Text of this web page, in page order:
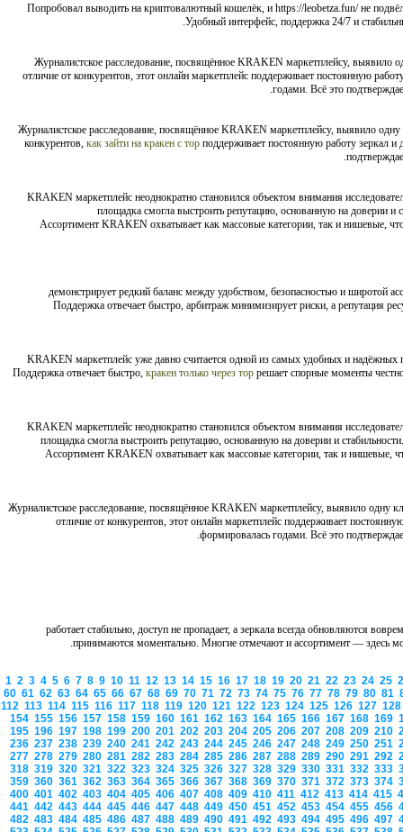
Попробовал выводить на криптовалютный кошелёк, и https://leobetza.fun/ не
Удобный интерфейс, поддержка 24/7 и
Журналистское расследование, посвящённое KRAKEN маркетплейсу, выявило
отличие от конкурентов, этот онлайн маркетплейс поддерживает постоянную
годами. Всё это
Журналистское расследование, посвящённое KRAKEN маркетплейсу, выявило
конкурентов, как зайти на кракен с тор поддерживает постоянную работу зеркал и
KRAKEN маркетплейс неоднократно становился объектом внимания
площадка смогла выстроить репутацию, основанную на доверии и
. Ассортимент KRAKEN охватывает как массовые категории, так и нишевые,
демонстрирует редкий баланс между удобством, безопасностью и широтой
Поддержка отвечает быстро, арбитраж минимизирует риски, а репутация
KRAKEN маркетплейс уже давно считается одной из самых удобных и
Поддержка отвечает быстро, кракен только через тор решает спорные моменты
KRAKEN маркетплейс неоднократно становился объектом внимания
площадка смогла выстроить репутацию, основанную на доверии и
Ассортимент KRAKEN охватывает как массовые категории, так и нишевые,
Журналистское расследование, посвящённое KRAKEN маркетплейсу, выявило одну
отличие от конкурентов, этот онлайн маркетплейс поддерживает
формировалась годами. Всё это
работает стабильно, доступ не пропадает, а зеркала всегда обновляются
принимаются моментально. Многие отмечают и ассортимент — здесь
1 2 3 4 5 6 7 8 9 10 11 12 13 14 15 16 17 18 19 20 21 22 23 24 25
60 61 62 63 64 65 66 67 68 69 70 71 72 73 74 75 76 77 78 79 80 81
112 113 114 115 116 117 118 119 120 121 122 123 124 125 126 127
154 155 156 157 158 159 160 161 162 163 164 165 166 167 168 169
195 196 197 198 199 200 201 202 203 204 205 206 207 208 209 210
236 237 238 239 240 241 242 243 244 245 246 247 248 249 250 251
277 278 279 280 281 282 283 284 285 286 287 288 289 290 291 292
318 319 320 321 322 323 324 325 326 327 328 329 330 331 332 333
359 360 361 362 363 364 365 366 367 368 369 370 371 372 373 374
400 401 402 403 404 405 406 407 408 409 410 411 412 413 414 415
441 442 443 444 445 446 447 448 449 450 451 452 453 454 455 456
482 483 484 485 486 487 488 489 490 491 492 493 494 495 496 497